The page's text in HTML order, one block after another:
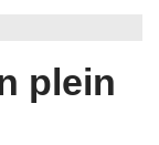
plein